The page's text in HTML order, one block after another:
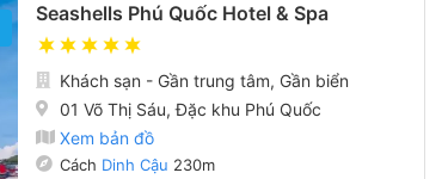
Seashells Phú Quốc Hotel & Spa
Khách sạn - Gần trung tâm, Gần biển
01 Võ Thị Sáu, Đặc khu Phú Quốc
Xem bản đồ
Cách Dinh Cậu 230m